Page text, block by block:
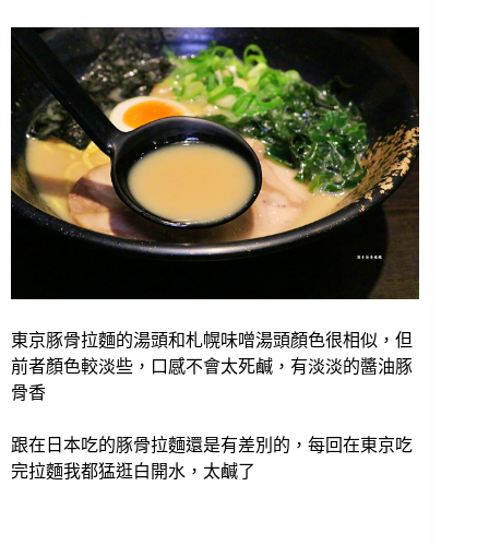
東京豚骨拉麵的湯頭和札幌味噌湯頭顏色很相似，但
前者顏色較淡些，口感不會太死鹹，有淡淡的醬油豚
骨香
跟在日本吃的豚骨拉麵還是有差別的，每回在東京吃
完拉麵我都猛逛白開水，太鹹了